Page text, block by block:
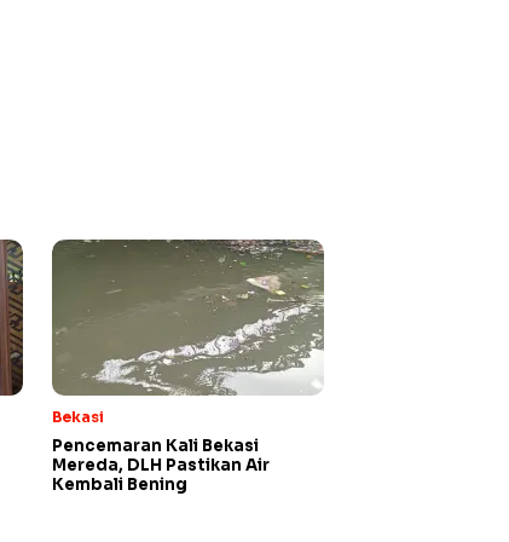
Bekasi
Pencemaran Kali Bekasi
Mereda, DLH Pastikan Air
Kembali Bening